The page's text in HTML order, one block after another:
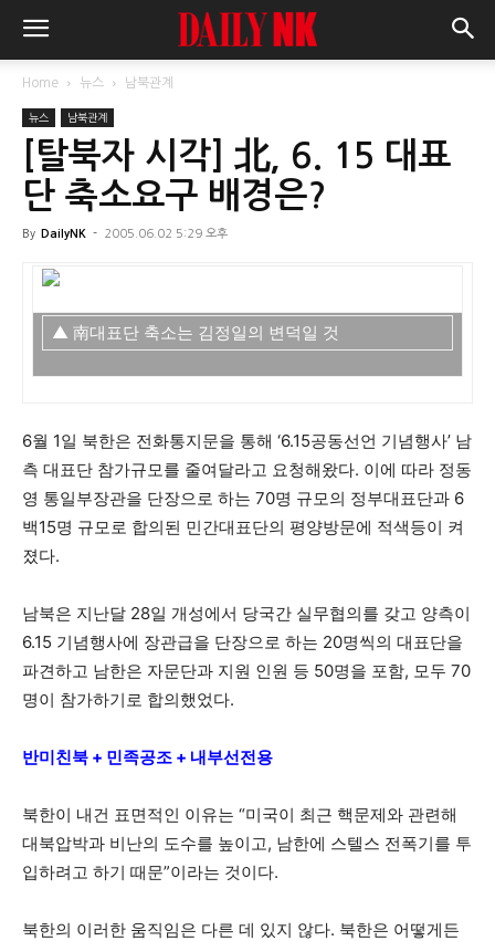
Home 뉴스 남북관계
뉴스 남북관계
[탈북자 시각] 北, 6. 15 대표
단 축소요구 배경은?
By DailyNK - 2005.06.02 5:29 오후
▲ 南대표단 축소는 김정일의 변덕일 것
6월 1일 북한은 전화통지문을 통해 ‘6.15공동선언 기념행사’ 남
측 대표단 참가규모를 줄여달라고 요청해왔다. 이에 따라 정동
영 통일부장관을 단장으로 하는 70명 규모의 정부대표단과 6
백15명 규모로 합의된 민간대표단의 평양방문에 적색등이 켜
졌다.
남북은 지난달 28일 개성에서 당국간 실무협의를 갖고 양측이
6.15 기념행사에 장관급을 단장으로 하는 20명씩의 대표단을
파견하고 남한은 자문단과 지원 인원 등 50명을 포함, 모두 70
명이 참가하기로 합의했었다.
반미친북 + 민족공조 + 내부선전용
북한이 내건 표면적인 이유는 “미국이 최근 핵문제와 관련해
대북압박과 비난의 도수를 높이고, 남한에 스텔스 전폭기를 투
입하려고 하기 때문”이라는 것이다.
북한의 이러한 움직임은 다른 데 있지 않다. 북한은 어떻게든